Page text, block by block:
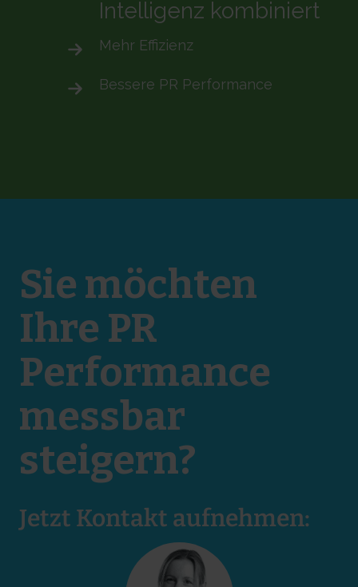
Intelligenz kombiniert
Mehr Effizienz
Bessere PR Performance
Sie möchten
Ihre PR
Performance
messbar
steigern?
Jetzt Kontakt aufnehmen: